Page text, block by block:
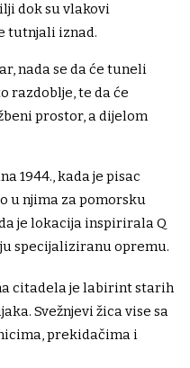
dok su vlakovi
tutnjali iznad.
nada se da će tuneli
razdoblje, te da će
prostor, a dijelom
1944., kada je pisac
u njima za pomorsku
je lokacija inspirirala Q
specijaliziranu opremu.
citadela je labirint starih
Svežnjevi žica vise sa
prekidačima i